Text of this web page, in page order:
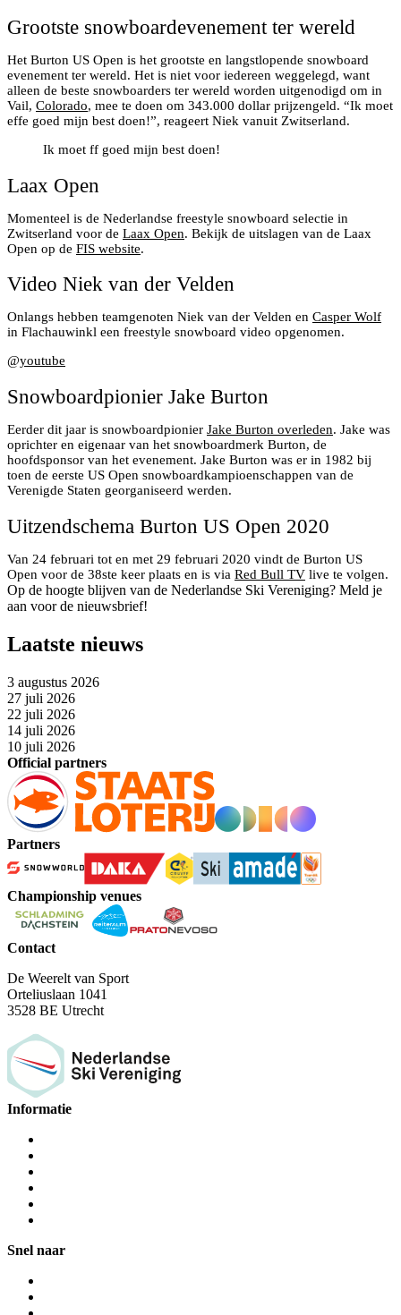
Grootste snowboardevenement ter wereld
Het Burton US Open is het grootste en langstlopende snowboard
evenement ter wereld. Het is niet voor iedereen weggelegd, want
alleen de beste snowboarders ter wereld worden uitgenodigd om in
Vail, Colorado, mee te doen om 343.000 dollar prijzengeld. “Ik moet
effe goed mijn best doen!”, reageert Niek vanuit Zwitserland.
Ik moet ff goed mijn best doen!
Laax Open
Momenteel is de Nederlandse freestyle snowboard selectie in
Zwitserland voor de Laax Open. Bekijk de uitslagen van de Laax
Open op de FIS website.
Video Niek van der Velden
Onlangs hebben teamgenoten Niek van der Velden en Casper Wolf
in Flachauwinkl een freestyle snowboard video opgenomen.
@youtube
Snowboardpionier Jake Burton
Eerder dit jaar is snowboardpionier Jake Burton overleden. Jake was
oprichter en eigenaar van het snowboardmerk Burton, de
hoofdsponsor van het evenement. Jake Burton was er in 1982 bij
toen de eerste US Open snowboardkampioenschappen van de
Verenigde Staten georganiseerd werden.
Uitzendschema Burton US Open 2020
Van 24 februari tot en met 29 februari 2020 vindt de Burton US
Open voor de 38ste keer plaats en is via Red Bull TV live te volgen.
Op de hoogte blijven van de Nederlandse Ski Vereniging? Meld je
aan voor de nieuwsbrief!
Laatste nieuws
3 augustus 2026
27 juli 2026
22 juli 2026
14 juli 2026
10 juli 2026
Official partners
Partners
Championship venues
Contact
De Weerelt van Sport
Orteliuslaan 1041
3528 BE Utrecht
Informatie
Snel naar